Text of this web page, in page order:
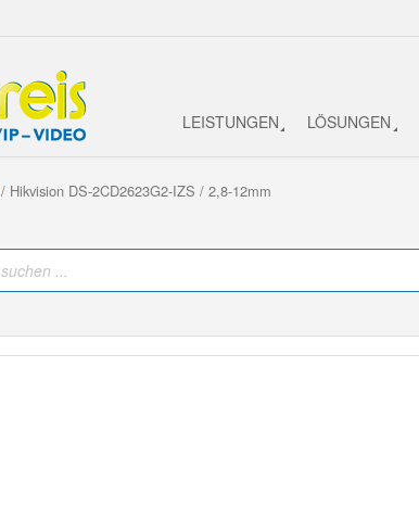
LEISTUNGEN LÖSUNGEN
/ Hikvision DS-2CD2623G2-IZS / 2,8-12mm